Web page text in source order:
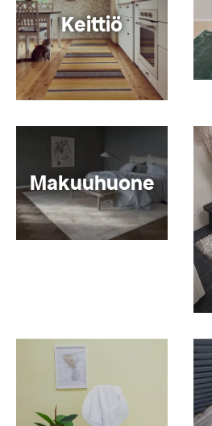
Keittiö
Makuuhuone